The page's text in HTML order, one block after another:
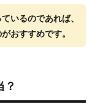
いるのであれば、
おすすめです。
？